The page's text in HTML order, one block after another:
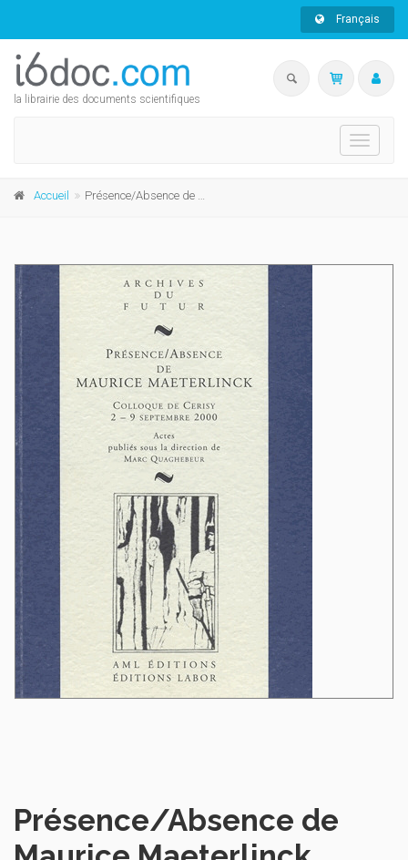
Français
la librairie des documents scientifiques
Toggle
Accueil Présence/Absence de Maurice Maeterlinck
Présence/Absence de